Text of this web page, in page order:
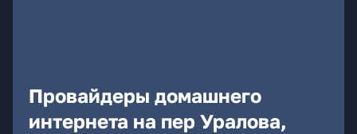
Провайдеры домашнего
интернета на пер Уралова,